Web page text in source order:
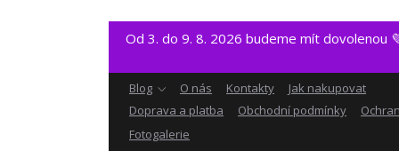
Od 3. do 9. 8. 2026 budeme mít dovolenou
Blog O nás Kontakty
Jak nakupovat
Doprava a platba
Obchodní podmínky
Fotogalerie